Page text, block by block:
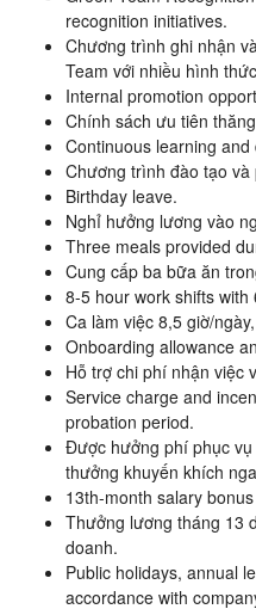
recognition initiatives.
Chương trình ghi nhận
Team với nhiều hình
Internal promotion
Chính sách ưu tiên
Continuous learning
Chương trình đào tạo
Birthday leave.
Nghỉ hưởng lương vào
Three meals provided
Cung cấp ba bữa ăn
8-5 hour work shifts with
Ca làm việc 8,5 giờ/
Onboarding allowance
Hỗ trợ chi phí nhận việc
Service charge and
probation period.
Được hưởng phí phục
thưởng khuyến khích
13th-month salary
Thưởng lương tháng 13
doanh.
Public holidays, annual
accordance with